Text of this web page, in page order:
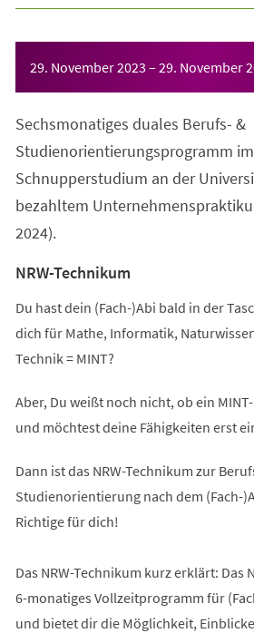
29. November 2023 – 29. November
Sechsmonatiges duales Berufs- &
Studienorientierungsprogramm
Schnupperstudium an der
bezahltem
2024).
NRW-Technikum
Du hast dein (Fach-)Abi bald in der
dich für Mathe, Informatik,
Technik = MINT?
Aber, Du weißt noch nicht, ob ein
und möchtest deine Fähigkeiten erst
Dann ist das NRW-Technikum zur
Studienorientierung nach dem (Fach-
Richtige für dich!
Das NRW-Technikum kurz erklärt: Das
6-monatiges Vollzeitprogramm für
und bietet dir die Möglichkeit,